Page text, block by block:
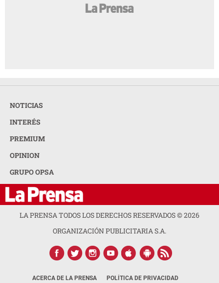
NOTICIAS
INTERÉS
PREMIUM
OPINION
GRUPO OPSA
LA PRENSA TODOS LOS DERECHOS RESERVADOS ©2026
ORGANIZACIÓN PUBLICITARIA S.A.
ACERCA DE LA PRENSA POLÍTICA DE PRIVACIDAD